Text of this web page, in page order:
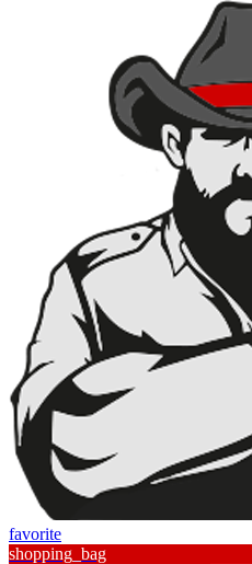
favorite
shopping_bag